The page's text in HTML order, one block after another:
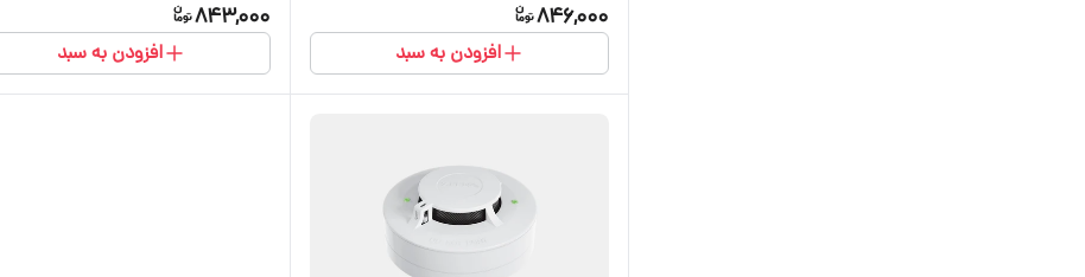
846,000
افزودن به سبد
843,000
افزودن به سبد